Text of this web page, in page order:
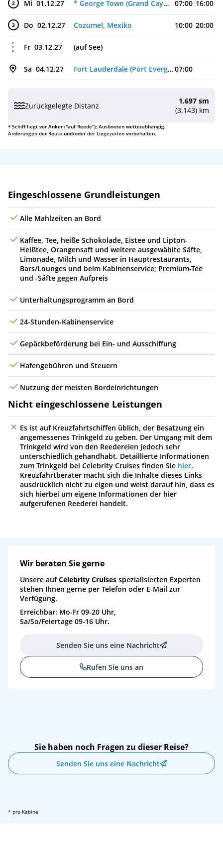
2 Mi 01.12.27 * George Town (Grand Cayman), Cayman-Inseln 07:00 16:00
3 Do 02.12.27 Cozumel, Mexiko 10:00 20:00
Fr 03.12.27 (auf See)
Sa 04.12.27 Fort Lauderdale (Port Everglades), USA07:00
Zurückgelegte Distanz
1.697 sm
(3.143) km
* Schiff liegt vor Anker ("auf Reede"); Ausbooten wetterabhängig.
Änderungen der Route und/oder der Liegezeiten vorbehalten.
Leistungen
Eingeschlossene Grundleistungen
Alle Mahlzeiten an Bord
Kaffee, Tee, heiße Schokolade, Eistee und Lipton-
Heißtee, Orangensaft und weitere ausgewählte Säfte,
Limonade, Milch und Wasser in Hauptrestaurants,
Bars/Lounges und beim Kabinenservice; Premium-Tee
und -Säfte gegen Aufpreis
Unterhaltungsprogramm an Bord
24-Stunden-Kabinenservice
Gepäckbeförderung bei Ein- und Ausschiffung
Hafengebühren und Steuern
Nutzung der meisten Bordeinrichtungen
Nicht eingeschlossene Leistungen
Es ist auf Kreuzfahrtschiffen üblich, der Besatzung ein
angemessenes Trinkgeld zu geben. Der Umgang mit dem
Trinkgeld wird von den Reedereien jedoch sehr
unterschiedlich gehandhabt. Detaillierte Informationen
zum Trinkgeld bei Celebrity Cruises finden Sie hier.
Kreuzfahrtberater macht sich die Inhalte dieses Links
ausdrücklich nicht zu eigen und weist darauf hin, dass es
sich hierbei um eigene Informationen der hier
aufgerufenen Reederei handelt.
Wir beraten Sie gerne
Unsere aufCelebrity Cruises spezialisierten Experten
stehen Ihnen gerne per Telefon oder E-Mail zur
Verfügung.
Erreichbar: Mo-Fr 09-20 Uhr,
Sa/So/Feiertage 09-16 Uhr.
Senden Sie uns eine Nachricht
Rufen Sie uns an
Sie haben noch Fragen zu dieser Reise?
Senden Sie uns eine Nachricht
* pro Kabine